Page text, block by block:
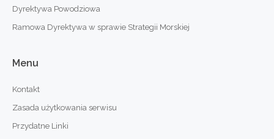
Dyrektywa Powodziowa
Ramowa Dyrektywa w sprawie Strategii Morskiej
Menu
Kontakt
Zasada użytkowania serwisu
Przydatne Linki